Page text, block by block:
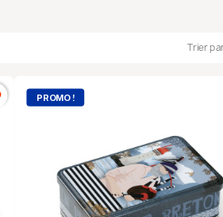
Trier
PROMO !